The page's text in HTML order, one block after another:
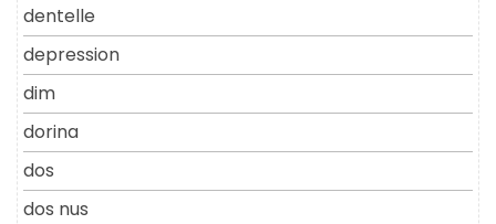
dentelle
depression
dim
dorina
dos
dos nus